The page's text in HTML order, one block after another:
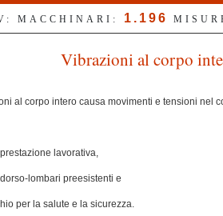
MACCHINARI: 1.196
Vibrazioni al corpo
al corpo intero causa movimenti e tensioni nel
lavorativa,
lombari preesistenti e
per la salute e la sicurezza.